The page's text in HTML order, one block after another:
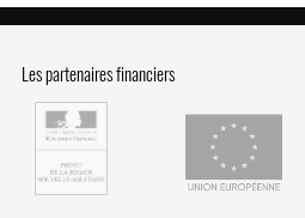
Les partenaires financiers